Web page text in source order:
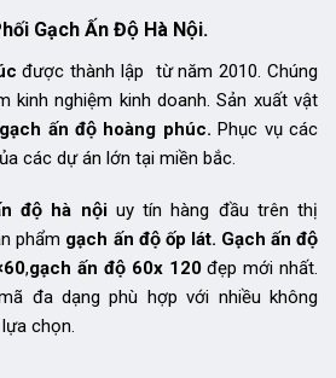
Gạch Ấn Độ Hà Nội.
được thành lập từ năm 2010. Chúng
kinh nghiệm kinh doanh. Sản xuất vật
gạch ấn độ hoàng phúc.Phục vụ các
các dự án lớn tại miền bắc.
độ hà nội uy tín hàng đầu trên thị
phẩm gạch ấn độ ốp lát. Gạch ấn độ
,gạch ấn độ 60x 120đẹp mới nhất.
đa dạng phù hợp với nhiều không
chọn.